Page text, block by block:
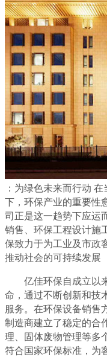
：为绿色未来而行动
下，环保产业的重要性
司正是这一趋势下应运
销售、环保工程设计施
保致力于为工业及市政
推动社会的可持续发展
亿佳环保自成立以
命，通过不断创新和技
服务。在环保设备销售
制造商建立了稳定的合
理、固体废物管理等多
符合国家环保标准，为